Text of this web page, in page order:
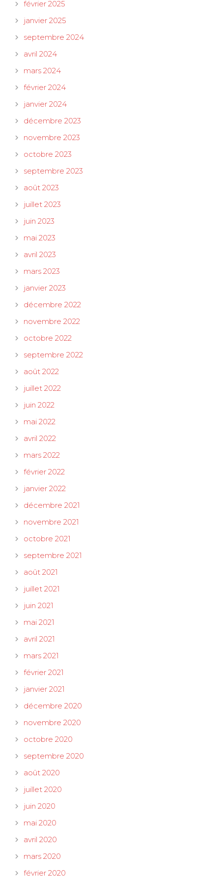
février 2025
janvier 2025
septembre 2024
avril 2024
mars 2024
février 2024
janvier 2024
décembre 2023
novembre 2023
octobre 2023
septembre 2023
août 2023
juillet 2023
juin 2023
mai 2023
avril 2023
mars 2023
janvier 2023
décembre 2022
novembre 2022
octobre 2022
septembre 2022
août 2022
juillet 2022
juin 2022
mai 2022
avril 2022
mars 2022
février 2022
janvier 2022
décembre 2021
novembre 2021
octobre 2021
septembre 2021
août 2021
juillet 2021
juin 2021
mai 2021
avril 2021
mars 2021
février 2021
janvier 2021
décembre 2020
novembre 2020
octobre 2020
septembre 2020
août 2020
juillet 2020
juin 2020
mai 2020
avril 2020
mars 2020
février 2020